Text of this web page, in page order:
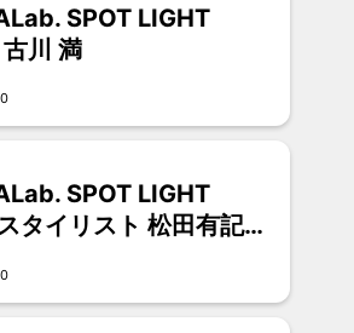
SPOT LIGHT
川 満
SPOT LIGHT
タイリスト 松田有記さ